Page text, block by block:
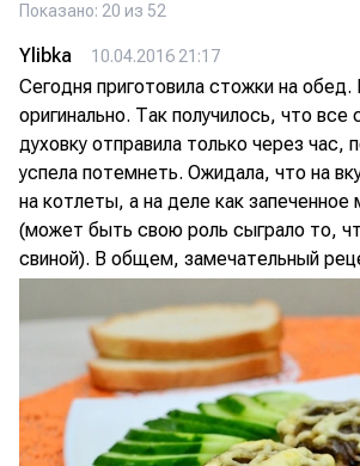
Показано: 20 из 52
Ylibka 10.04.2016 21:17
Сегодня приготовила стожки на обед.
оригинально. Так получилось, что
духовку отправила только через час,
успела потемнеть. Ожидала, что на
на котлеты, а на деле как запеченное
(может быть свою роль сыграло то,
свиной). В общем, замечательный